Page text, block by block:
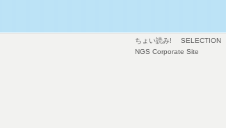
ちょい読み! SELECTION
NGS Corporate Site